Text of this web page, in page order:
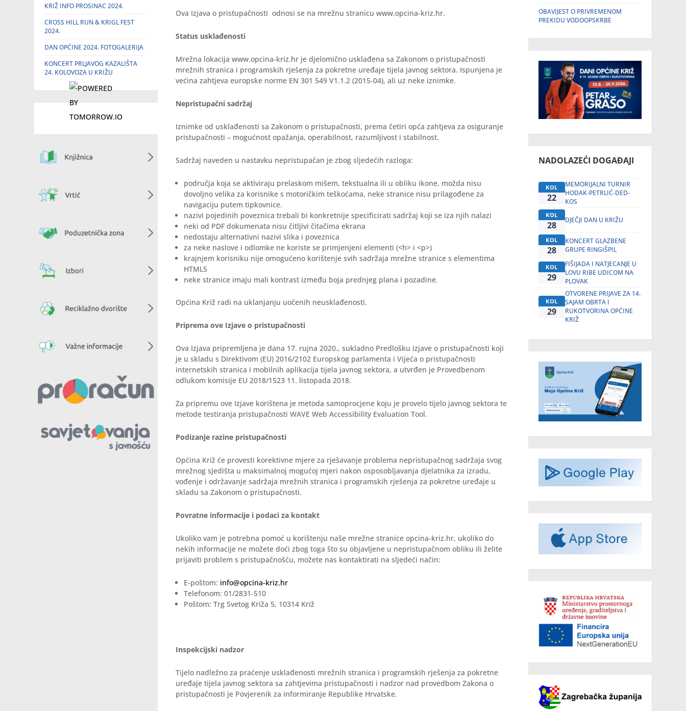
KRIŽ INFO PROSINAC 2024.
CROSS HILL RUN & KRIGL FEST
2024.
DAN OPĆINE 2024. FOTOGALERIJA
KONCERT PRLJAVOG KAZALIŠTA
24. KOLOVOZA U KRIŽU
Ova Izjava o pristupačnosti odnosi se na mrežnu stranicu www.opcina-kriz.hr.
Status usklađenosti
Mrežna lokacija www.opcina-kriz.hr je djelomično usklađena sa Zakonom o pristupačnosti
mrežnih stranica i programskih rješenja za pokretne uređaje tijela javnog sektora. Ispunjena je
većina zahtjeva europske norme EN 301 549 V1.1.2 (2015-04), ali uz neke iznimke.
Nepristupačni sadržaj
Iznimke od usklađenosti sa Zakonom o pristupačnosti, prema četiri opća zahtjeva za osiguranje
pristupačnosti – mogućnost opažanja, operabilnost, razumljivost i stabilnost.
Sadržaj naveden u nastavku nepristupačan je zbog sljedećih razloga:
područja koja se aktiviraju prelaskom mišem, tekstualna ili u obliku ikone, možda nisu
dovoljno velika za korisnike s motoričkim teškoćama, neke stranice nisu prilagođene za
navigaciju putem tipkovnice.
nazivi pojedinih poveznica trebali bi konkretnije specificirati sadržaj koji se iza njih nalazi
neki od PDF dokumenata nisu čitljivi čitačima ekrana
nedostaju alternativni nazivi slika i poveznica
za neke naslove i odlomke ne koriste se primjenjeni elementi (<h> i <p>)
krajnjem korisniku nije omogućeno korištenje svih sadržaja mrežne stranice s elementima
HTML5
neke stranice imaju mali kontrast između boja prednjeg plana i pozadine.
Općina Križ radi na uklanjanju uočenih neusklađenosti.
Priprema ove Izjave o pristupačnosti
Ova Izjava pripremljena je dana 17. rujna 2020., sukladno Predlošku izjave o pristupačnosti koji
je u skladu s Direktivom (EU) 2016/2102 Europskog parlamenta i Vijeća o pristupačnosti
internetskih stranica i mobilnih aplikacija tijela javnog sektora, a utvrđen je Provedbenom
odlukom komisije EU 2018/1523 11. listopada 2018.
Za pripremu ove Izjave korištena je metoda samoprocjene koju je provelo tijelo javnog sektora te
metode testiranja pristupačnosti WAVE Web Accessibility Evaluation Tool.
Podizanje razine pristupačnosti
Općina Križ će provesti korektivne mjere za rješavanje problema nepristupačnog sadržaja svog
mrežnog sjedišta u maksimalnoj mogućoj mjeri nakon osposobljavanja djelatnika za izradu,
vođenje i održavanje sadržaja mrežnih stranica i programskih rješenja za pokretne uređaje u
skladu sa Zakonom o pristupačnosti.
Povratne informacije i podaci za kontakt
Ukoliko vam je potrebna pomoć u korištenju naše mrežne stranice opcina-kriz.hr, ukoliko do
nekih informacije ne možete doći zbog toga što su objavljene u nepristupačnom obliku ili želite
prijaviti problem s pristupačnošću, možete nas kontaktirati na sljedeći način:
E-poštom: info@opcina-kriz.hr
Telefonom: 01/2831-510
Poštom: Trg Svetog Križa 5, 10314 Križ
Inspekcijski nadzor
Tijelo nadležno za praćenje usklađenosti mrežnih stranica i programskih rješenja za pokretne
uređaje tijela javnog sektora sa zahtjevima pristupačnosti i nadzor nad provedbom Zakona o
pristupačnosti je Povjerenik za informiranje Republike Hrvatske.
OBAVIJEST O PRIVREMENOM
PREKIDU VODOOPSKRBE
NADOLAZEĆI DOGAĐAJI
KOL
22
MEMORIJALNI TURNIR
HODAK-PETRLIĆ-DED-
KOS
KOL
28 DJEČJI DAN U KRIŽU
KOL
28
KONCERT GLAZBENE
GRUPE RINGIŠPIL
KOL
29
FIŠIJADA I NATJECANJE U
LOVU RIBE UDICOM NA
PLOVAK
KOL
29
OTVORENE PRIJAVE ZA 14.
SAJAM OBRTA I
RUKOTVORINA OPĆINE
KRIŽ